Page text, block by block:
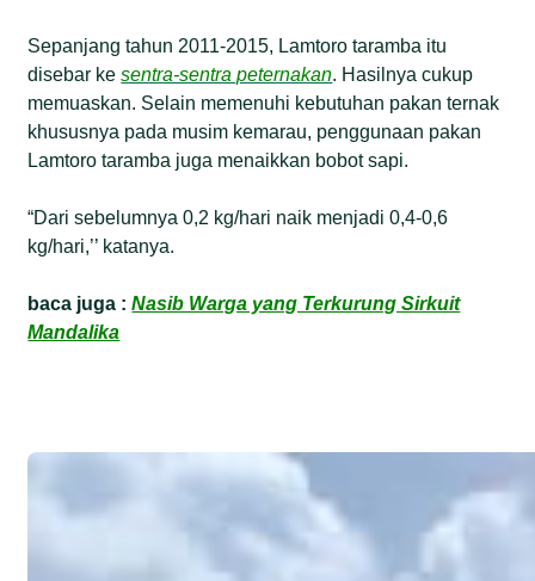
Sepanjang tahun 2011-2015, Lamtoro taramba itu
disebar kesentra-sentra peternakan. Hasilnya cukup
memuaskan. Selain memenuhi kebutuhan pakan ternak
khususnya pada musim kemarau, penggunaan pakan
Lamtoro taramba juga menaikkan bobot sapi.
“Dari sebelumnya 0,2 kg/hari naik menjadi 0,4-0,6
kg/hari,’’ katanya.
baca juga :Nasib Warga yang Terkurung Sirkuit
Mandalika